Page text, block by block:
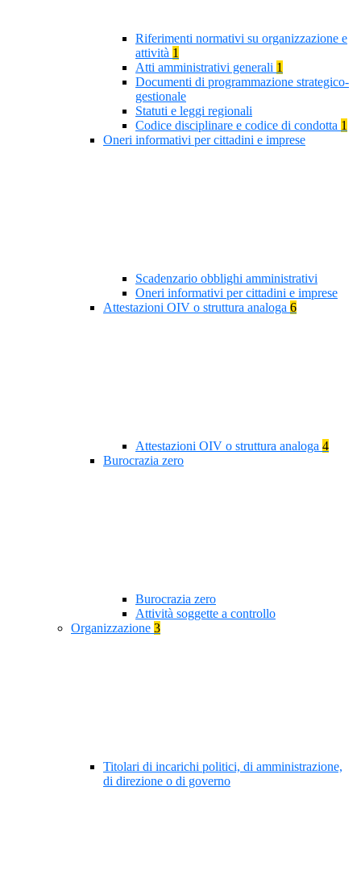
Riferimenti normativi su organizzazione e
attività 1
Atti amministrativi generali 1
Documenti di programmazione strategico-
gestionale
Statuti e leggi regionali
Codice disciplinare e codice di condotta 1
Oneri informativi per cittadini e imprese
Scadenzario obblighi amministrativi
Oneri informativi per cittadini e imprese
Attestazioni OIV o struttura analoga 6
Attestazioni OIV o struttura analoga 4
Burocrazia zero
Burocrazia zero
Attività soggette a controllo
Organizzazione 3
Titolari di incarichi politici, di amministrazione,
di direzione o di governo